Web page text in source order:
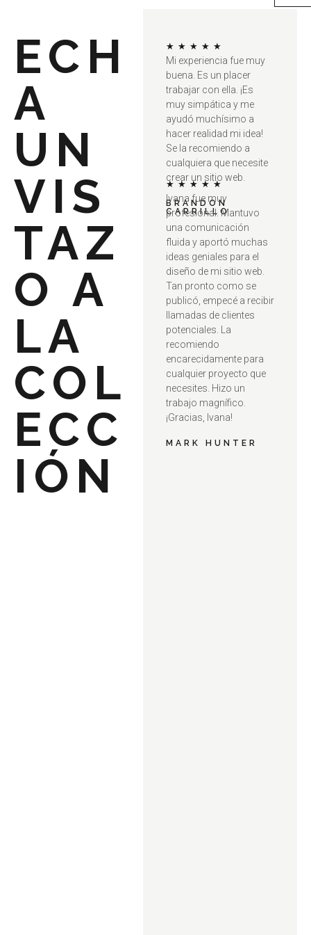
ECH
A
UN
VIS
TAZ
O A
LA
COL
ECC
IÓN
★ ★ ★ ★ ★V
a
l
o
r
a
d
o
c
o
5
Mi experiencia fue muy
buena. Es un placer
trabajar con ella. ¡Es
muy simpática y me
ayudó muchísimo a
hacer realidad mi idea!
Se la recomiendo a
cualquiera que necesite
crear un sitio web.
BRANDON
CARRILLO
★ ★ ★ ★ ★V
a
l
o
r
a
d
o
c
o
d
e
5
Ivana fue muy
profesional. Mantuvo
una comunicación
fluida y aportó muchas
ideas geniales para el
diseño de mi sitio web.
Tan pronto como se
publicó, empecé a recibir
llamadas de clientes
potenciales. La
recomiendo
encarecidamente para
cualquier proyecto que
necesites. Hizo un
trabajo magnífico.
¡Gracias, Ivana!
MARK HUNTER